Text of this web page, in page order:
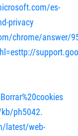
es-
privacy
chrome/answer/
ph5042.
latest/web-